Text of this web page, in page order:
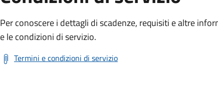
Per conoscere i dettagli di scadenze, requisiti e altre
e le condizioni di servizio.
Termini e condizioni di servizio